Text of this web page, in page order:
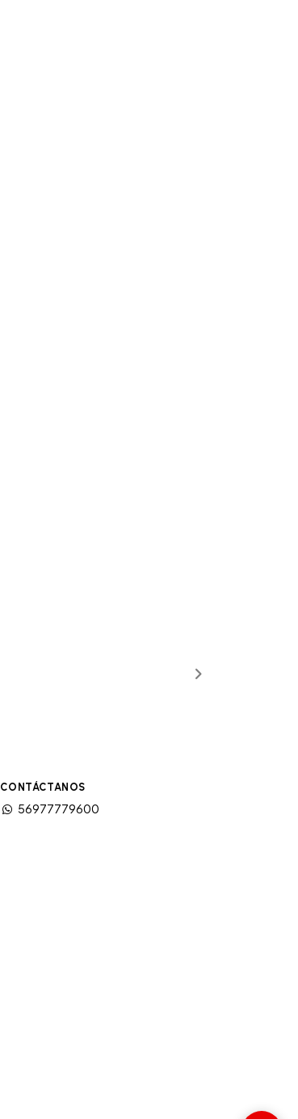
CONTÁCTANOS
56977779600